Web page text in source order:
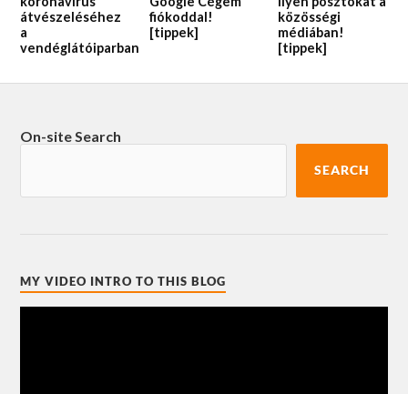
átvészeléséhez
a
vendéglátóiparban
fiókoddal!
[tippek]
közösségi
médiában!
[tippek]
On-site Search
SEARCH
MY VIDEO INTRO TO THIS BLOG